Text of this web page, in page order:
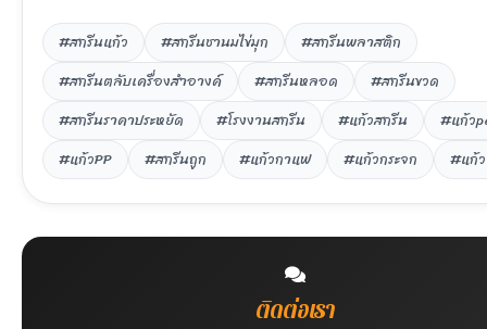
#สกรีนแก้ว #สกรีนชานมไข่มุก
#สกรีนพลาสติก
#สกรีนตลับเครื่องสำอางค์
#สกรีนหลอด
#สกรีนขวด
#สกรีนราคาประหยัด
#โรงงานสกรีน #แก้วสกรีน
#แก้ว
#แก้วPP
#สกรีนถูก #แก้วกาแฟ #แก้วกระจก #แก้
ติดต่อเรา